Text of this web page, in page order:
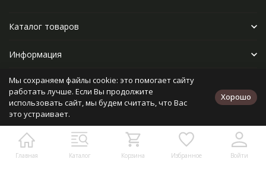
Главная Каталог Корзина Избранное Войти
Каталог товаров
Информация
Прочее
Политика персональных данных
Разработано в
bodysite.ru
Мы сохраняем файлы cookie: это помогает сайту
работать лучше. Если Вы продолжите
использовать сайт, мы будем считать, что Вас
это устраивает.
Хорошо